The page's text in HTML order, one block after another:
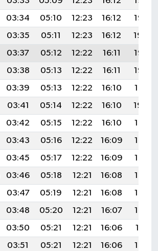
03:34 05:10 12:23 16:12
19:25
03:35 05:11 12:23 16:12
19:24
03:37 05:12 12:22 16:11
19:23
03:38 05:13 12:22 16:11
19:22
03:39 05:13 12:22 16:10
19:21
03:41 05:14 12:22 16:10
19:20
03:42 05:15 12:22 16:10
19:19
03:43 05:16 12:22 16:09
19:17
03:45 05:17 12:22 16:09
19:16
03:46 05:18 12:21 16:08
19:15
03:47 05:19 12:21 16:08
19:14
03:48 05:20 12:21 16:07
19:12
03:50 05:21 12:21 16:06
19:11
03:51 05:21 12:21 16:06
19:10